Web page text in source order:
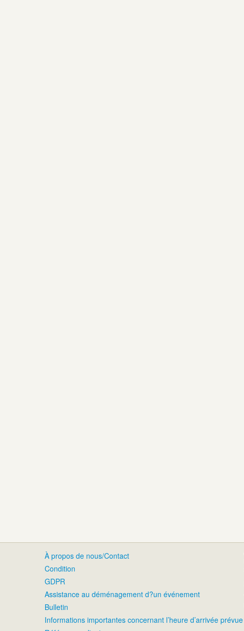
À propos de nous/Contact
Condition
GDPR
Assistance au déménagement d?un événement
Bulletin
Informations importantes concernant l’heure d’arrivée prévue